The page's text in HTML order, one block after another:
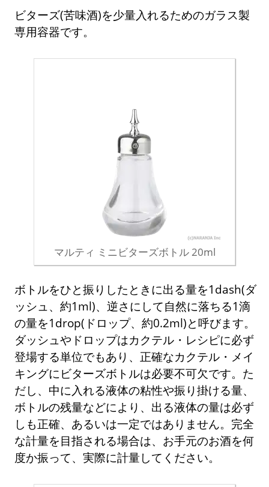
ビターズ(苦味酒)を少量入れるためのガラス製
専用容器です。
マルティ ミニビターズボトル 20ml
ボトルをひと振りしたときに出る量を1dash(ダ
ッシュ、約1ml)、逆さにして自然に落ちる1滴
の量を1drop(ドロップ、約0.2ml)と呼びます。
ダッシュやドロップはカクテル・レシピに必ず
登場する単位でもあり、正確なカクテル・メイ
キングにビターズボトルは必要不可欠です。た
だし、中に入れる液体の粘性や振り掛ける量、
ボトルの残量などにより、出る液体の量は必ず
しも正確、あるいは一定ではありません。完全
な計量を目指される場合は、お手元のお酒を何
度か振って、実際に計量してください。